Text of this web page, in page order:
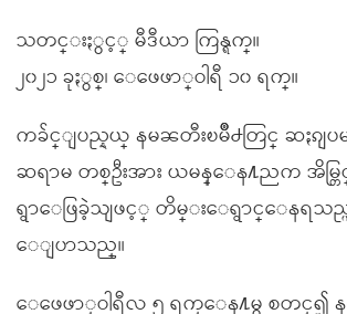
သတင္းႏွင့္ မီဒီယာ ကြန္ရက္။
၂၀၂၁ ခုႏွစ္၊ ေဖေဖာ္ဝါရီ ၁၀ ရက္။
ကခ်င္ျပည္နယ္ နမၼတီးၿမိဳ႕တြင္ ဆႏၵျပ
ဆရာမ တစ္ဦးအား ယမန္ေန႔ညက အိမ္
ရွာေဖြခဲ့သျဖင့္ တိမ္းေရွာင္ေနရသည္
ေျပာသည္။
ေဖေဖာ္ဝါရီလ ၅ ရက္ေန႔မွ စတင္၍